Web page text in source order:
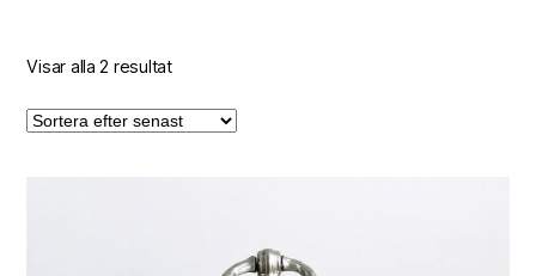
Visar alla 2 resultat